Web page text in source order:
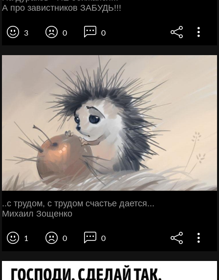
А про завистников ЗАБУДЬ!!!
3 0 0
..с трудом, с трудом счастье дается...
Михаил Зощенко
1 0 0